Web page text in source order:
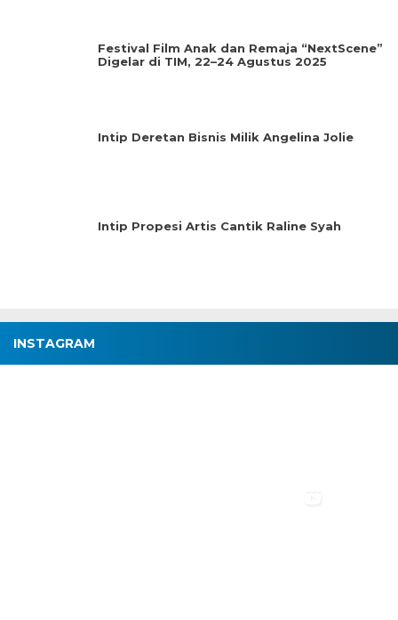
Festival Film Anak dan Remaja “NextScene”
Digelar di TIM, 22–24 Agustus 2025
Intip Deretan Bisnis Milik Angelina Jolie
Intip Propesi Artis Cantik Raline Syah
INSTAGRAM